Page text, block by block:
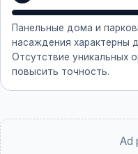
Панельные дома и
насаждения характерны
Отсутствие уникальных
повысить точность.
Ad